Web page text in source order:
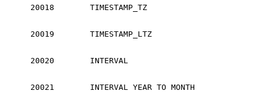
20018 TIMESTAMP_TZ
20019 TIMESTAMP_LTZ
20020 INTERVAL
20021 INTERVAL YEAR TO MONTH